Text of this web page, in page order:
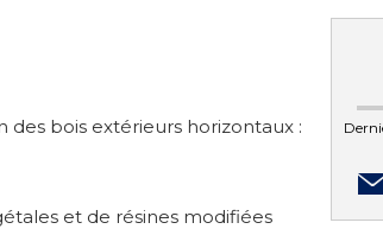
bois extérieurs horizontaux :
et de résines modifiées